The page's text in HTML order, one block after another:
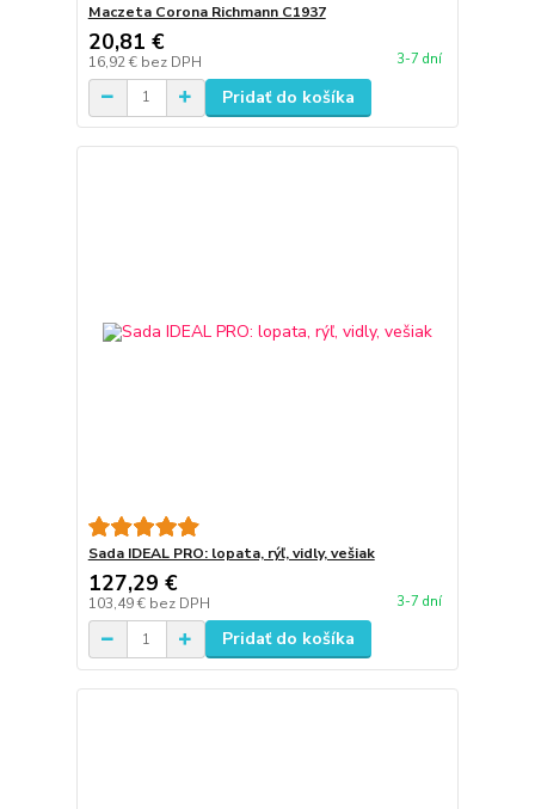
Maczeta Corona Richmann C1937
20,81 €
16,92 € bez DPH 3-7 dní
Pridať do košíka
Sada IDEAL PRO: lopata, rýľ, vidly, vešiak
127,29 €
103,49 € bez DPH 3-7 dní
Pridať do košíka